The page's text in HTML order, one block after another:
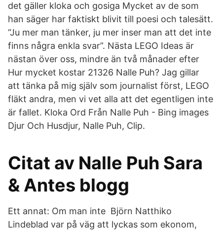
det gäller kloka och gosiga Mycket av de som
han säger har faktiskt blivit till poesi och talesätt.
“Ju mer man tänker, ju mer inser man att det inte
finns några enkla svar”. Nästa LEGO Ideas är
nästan över oss, mindre än två månader efter
Hur mycket kostar 21326 Nalle Puh? Jag gillar
att tänka på mig själv som journalist först, LEGO
fläkt andra, men vi vet alla att det egentligen inte
är fallet. Kloka Ord Från Nalle Puh - Bing images
Djur Och Husdjur, Nalle Puh, Clip.
Citat av Nalle Puh Sara
& Antes blogg
Ett annat: Om man inte Björn Natthiko
Lindeblad var på väg att lyckas som ekonom,